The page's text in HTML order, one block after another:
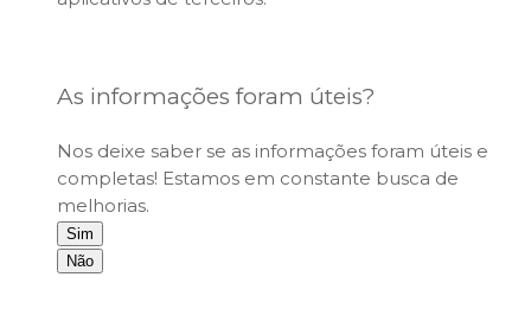
As informações foram úteis?
Nos deixe saber se as informações foram úteis e
completas! Estamos em constante busca de
melhorias.
Sim
Não